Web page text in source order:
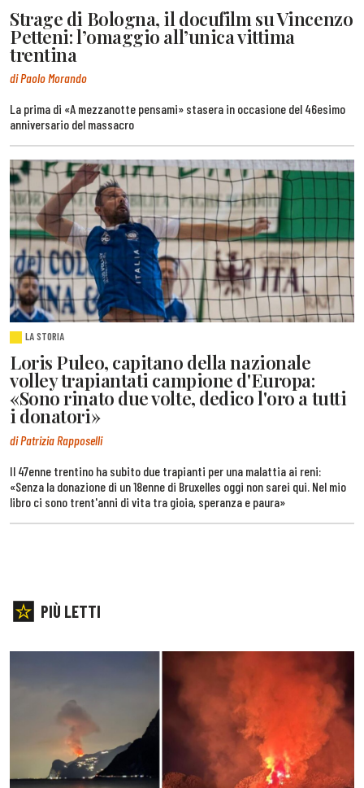
Strage di Bologna, il docufilm su Vincenzo
Petteni: l’omaggio all’unica vittima
trentina
di Paolo Morando
La prima di «A mezzanotte pensami» stasera in occasione del 46esimo
anniversario del massacro
LA STORIA
Loris Puleo, capitano della nazionale
volley trapiantati campione d'Europa:
«Sono rinato due volte, dedico l'oro a tutti
i donatori»
di Patrizia Rapposelli
Il 47enne trentino ha subito due trapianti per una malattia ai reni:
«Senza la donazione di un 18enne di Bruxelles oggi non sarei qui. Nel mio
libro ci sono trent'anni di vita tra gioia, speranza e paura»
PIÙ LETTI